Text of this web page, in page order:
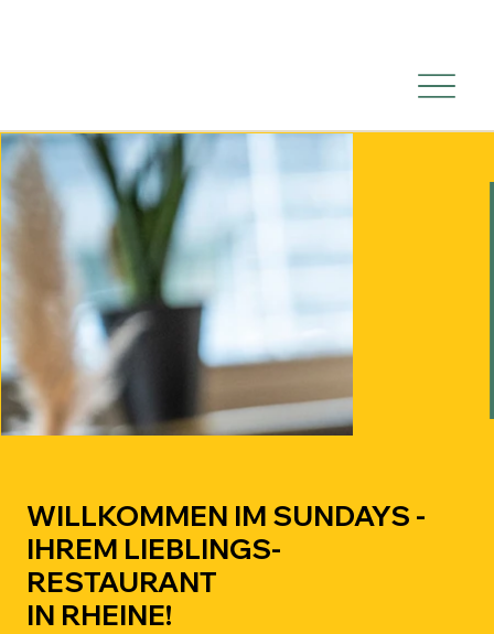
WILLKOMMEN IM SUNDAYS -
IHREM LIEBLINGS-
RESTAURANT
IN RHEINE!